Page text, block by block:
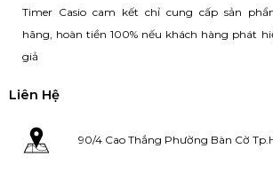
Timer Casio cam kết chỉ cung cấp sản
hãng, hoàn tiền 100% nếu khách hàng phát
giả
Liên Hệ
90/4 Cao Thắng Phường Bàn Cờ